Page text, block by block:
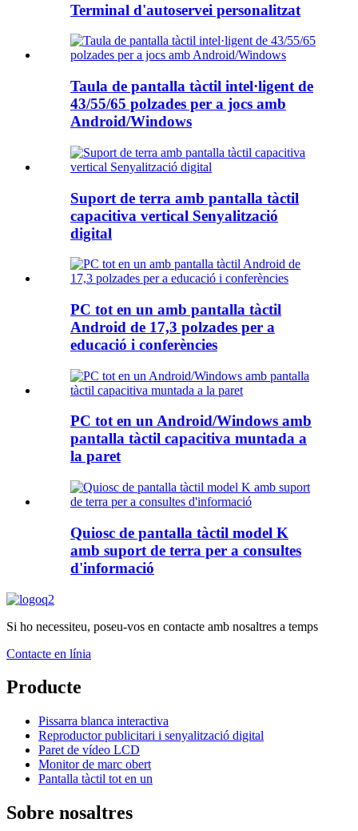
Terminal d'autoservei personalitzat
Taula de pantalla tàctil intel·ligent de
43/55/65 polzades per a jocs amb
Android/Windows
Suport de terra amb pantalla tàctil
capacitiva vertical Senyalització
digital
PC tot en un amb pantalla tàctil
Android de 17,3 polzades per a
educació i conferències
PC tot en un Android/Windows amb
pantalla tàctil capacitiva muntada a
la paret
Quiosc de pantalla tàctil model K
amb suport de terra per a consultes
d'informació
Si ho necessiteu, poseu-vos en contacte amb nosaltres a temps
Contacte en línia
Producte
Pissarra blanca interactiva
Reproductor publicitari i senyalització digital
Paret de vídeo LCD
Monitor de marc obert
Pantalla tàctil tot en un
Sobre nosaltres